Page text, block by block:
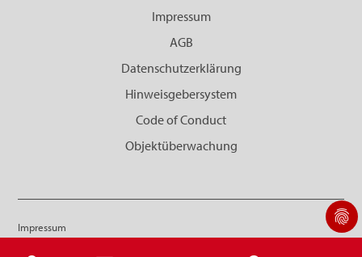
Impressum
AGB
Datenschutzerklärung
Hinweisgebersystem
Code of Conduct
Objektüberwachung
Impressum